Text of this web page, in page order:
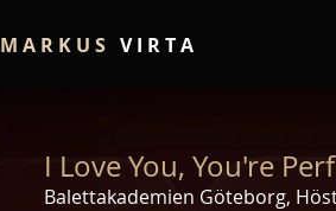
M A R K U S V I R T A
I Love You, You're
Balettakademien Göteborg,